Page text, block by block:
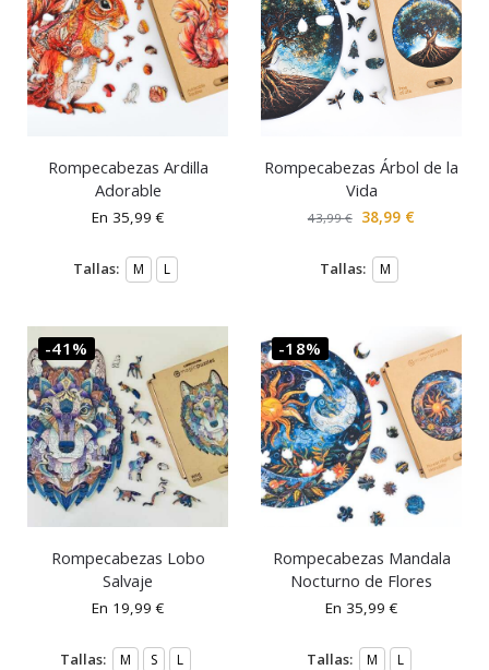
Rompecabezas Ardilla
Adorable
En 35,99€
Tallas: M L
Rompecabezas Árbol de la
Vida
43,99€ 38,99 €
Tallas: M
-41%
Rompecabezas Lobo
Salvaje
En 19,99€
Tallas: M S L
-18%
Rompecabezas Mandala
Nocturno de Flores
En 35,99€
Tallas: M L